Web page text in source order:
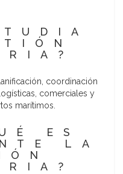
coordinación
comerciales y
marítimos.
ES
LA